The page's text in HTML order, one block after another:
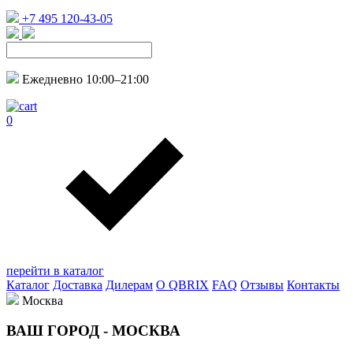
+7 495 120-43-05
Ежедневно 10:00–21:00
0
перейти в каталог
Каталог Доставка Дилерам О QBRIX FAQ Отзывы Контакты
Москва
ВАШ ГОРОД - МОСКВА